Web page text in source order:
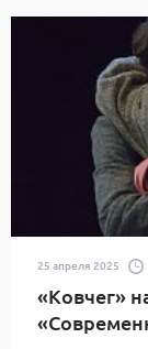
25 апреля 2025
«Ковчег»